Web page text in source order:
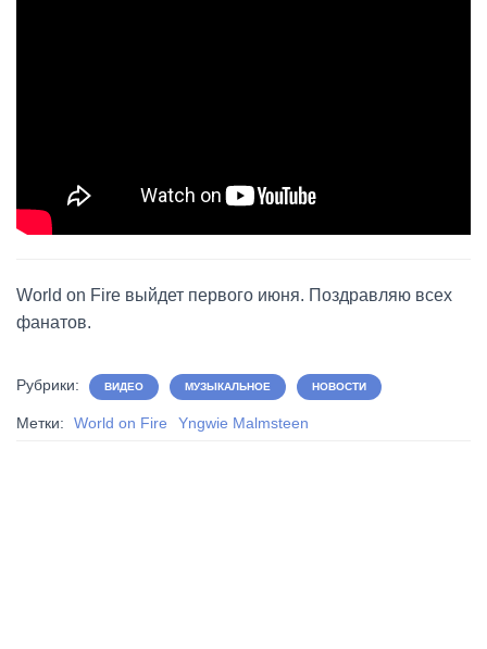
World on Fire выйдет первого июня. Поздравляю всех
фанатов.
Рубрики: ВИДЕО МУЗЫКАЛЬНОЕ НОВОСТИ
Метки: World on Fire Yngwie Malmsteen